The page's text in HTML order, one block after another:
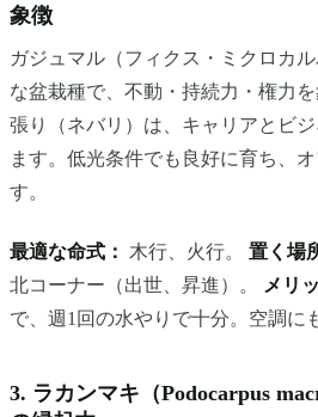
象徴
ガジュマル（フィクス・ミクロカ
な盆栽種で、不動・持続力・権力
張り（ネバリ）は、キャリアとビ
ます。低光条件でも良好に育ち、
す。
最適な命式： 木行、火行。 置く場
北コーナー（出世、昇進）。
メリ
で、週1回の水やりで十分。空調に
3. ラカンマキ（Podocarpus